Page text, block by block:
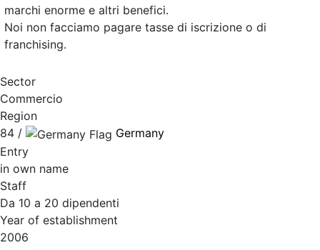
marchi enorme e altri benefici.
Noi non facciamo pagare tasse di iscrizione o di
franchising.
Sector
Commercio
Region
84 /
Germany
Entry
in own name
Staff
Da 10 a 20 dipendenti
Year of establishment
2006